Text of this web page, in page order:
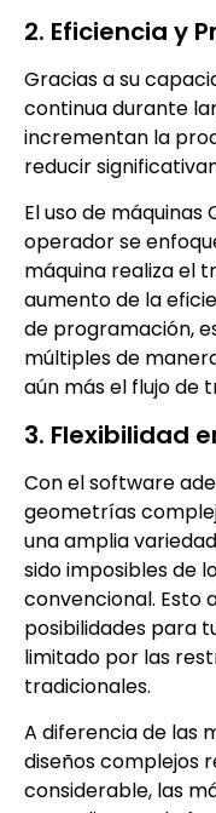
2. Eficiencia y
Gracias a su
continua durante
incrementan la
reducir
El uso de
operador se
máquina realiza el
aumento de la
de programación,
múltiples de
aún más el flujo de
3. Flexibilidad
Con el software
geometrías
una amplia
sido imposibles de
convencional. Esto
posibilidades para
limitado por las
tradicionales.
A diferencia de las
diseños complejos
considerable, las